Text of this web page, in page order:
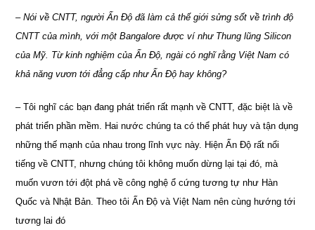
– Nói về CNTT, người Ấn Độ đã làm cả thế giới sửng sốt về trình độ
CNTT của mình, với một Bangalore được ví như Thung lũng Silicon
của Mỹ. Từ kinh nghiệm của Ấn Độ, ngài có nghĩ rằng Việt Nam có
khả năng vươn tới đẳng cấp như Ấn Độ hay không?
– Tôi nghĩ các bạn đang phát triển rất mạnh về CNTT, đặc biệt là về
phát triển phần mềm. Hai nước chúng ta có thể phát huy và tận dụng
những thế mạnh của nhau trong lĩnh vực này. Hiện Ấn Độ rất nổi
tiếng về CNTT, nhưng chúng tôi không muốn dừng lại tại đó, mà
muốn vươn tới đột phá về công nghệ ổ cứng tương tự như Hàn
Quốc và Nhật Bản. Theo tôi Ấn Độ và Việt Nam nên cùng hướng tới
tương lai đó